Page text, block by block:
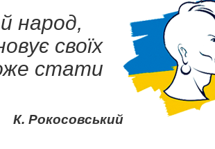
народ,
своїх
стати
К. Рокосовський